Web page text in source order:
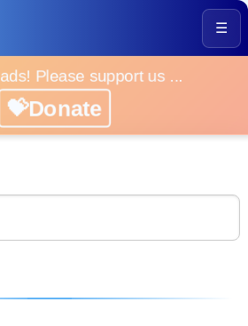
☰
Please support us ...
💝Donate